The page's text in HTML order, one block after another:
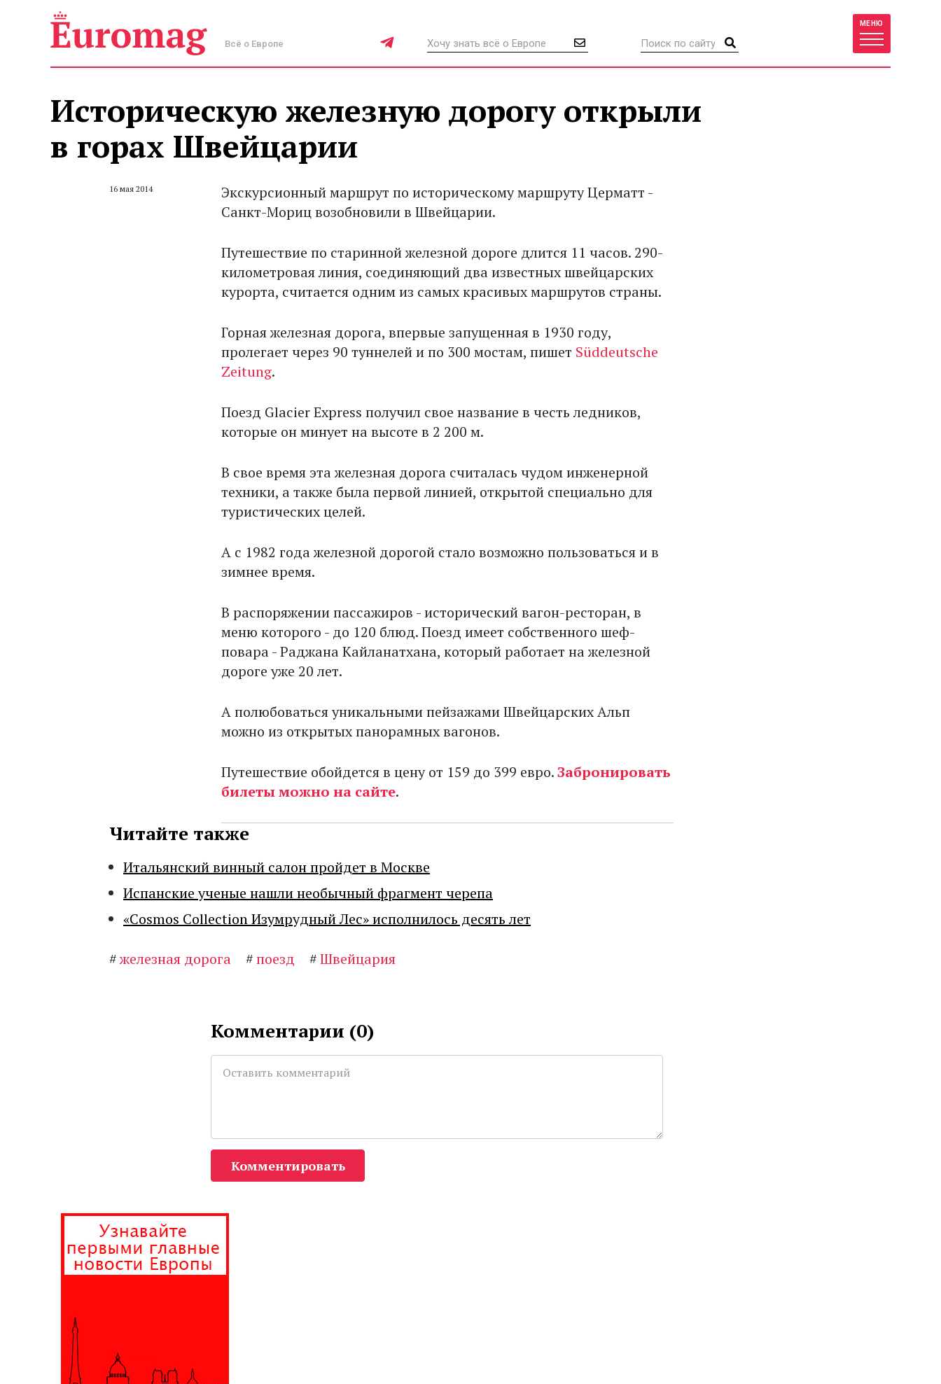
Всё о Европе
МЕНЮ
Историческую железную дорогу открыли
в горах Швейцарии
16 мая 2014
Экскурсионный маршрут по историческому маршруту Церматт -
Санкт-Мориц возобновили в Швейцарии.
Путешествие по старинной железной дороге длится 11 часов. 290-
километровая линия, соединяющий два известных швейцарских
курорта, считается одним из самых красивых маршрутов страны.
Горная железная дорога, впервые запущенная в 1930 году,
пролегает через 90 туннелей и по 300 мостам, пишет Süddeutsche
Zeitung.
Поезд Glacier Express получил свое название в честь ледников,
которые он минует на высоте в 2 200 м.
В свое время эта железная дорога считалась чудом инженерной
техники, а также была первой линией, открытой специально для
туристических целей.
А с 1982 года железной дорогой стало возможно пользоваться и в
зимнее время.
В распоряжении пассажиров - исторический вагон-ресторан, в
меню которого - до 120 блюд. Поезд имеет собственного шеф-
повара - Раджана Кайланатхана, который работает на железной
дороге уже 20 лет.
А полюбоваться уникальными пейзажами Швейцарских Альп
можно из открытых панорамных вагонов.
Путешествие обойдется в цену от 159 до 399 евро.Забронировать
билеты можно на сайте.
Читайте также
Итальянский винный салон пройдет в Москве
Испанские ученые нашли необычный фрагмент черепа
«Cosmos Collection Изумрудный Лес» исполнилось десять лет
#железная дорога #поезд #Швейцария
Комментарии (0)
Комментировать